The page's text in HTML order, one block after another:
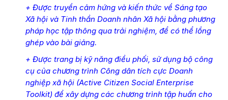
+ Được truyền cảm hứng và kiến thức về Sáng tạo
Xã hội và Tinh thần Doanh nhân Xã hội bằng phương
pháp học tập thông qua trải nghiệm, để có thể lồng
ghép vào bài giảng.
+ Được trang bị kỹ năng điều phối, sử dụng bộ công
cụ của chương trình Công dân tích cực Doanh
nghiệp xã hội (Active Citizen Social Enterprise
Toolkit) để xây dựng các chương trình tập huấn cho